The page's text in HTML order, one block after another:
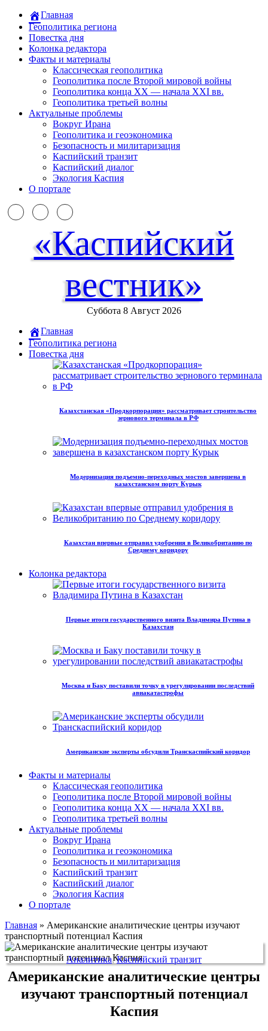
Главная
Геополитика региона
Повестка дня
Колонка редактора
Факты и материалы
Классическая геополитика
Геополитика после Второй мировой войны
Геополитика конца XX — начала XXI вв.
Геополитика третьей волны
Актуальные проблемы
Вокруг Ирана
Геополитика и геоэкономика
Безопасность и милитаризация
Каспийский транзит
Каспийский диалог
Экология Каспия
О портале
«Каспийский
вестник»
Суббота 8 Август 2026
Главная
Геополитика региона
Повестка дня
Казахстанская «Продкорпорация» рассматривает строительство
зернового терминала в РФ
Модернизация подъемно-переходных мостов завершена в
казахстанском порту Курык
Казахстан впервые отправил удобрения в Великобританию по
Среднему коридору
Колонка редактора
Первые итоги государственного визита Владимира Путина в
Казахстан
Москва и Баку поставили точку в урегулировании последствий
авиакатастрофы
Американские эксперты обсудили Транскаспийский коридор
Факты и материалы
Классическая геополитика
Геополитика после Второй мировой войны
Геополитика конца XX — начала XXI вв.
Геополитика третьей волны
Актуальные проблемы
Вокруг Ирана
Геополитика и геоэкономика
Безопасность и милитаризация
Каспийский транзит
Каспийский диалог
Экология Каспия
О портале
Главная » Американские аналитические центры изучают
транспортный потенциал Каспия
Аналитика,Каспийский транзит
Американские аналитические центры
изучают транспортный потенциал
Каспия